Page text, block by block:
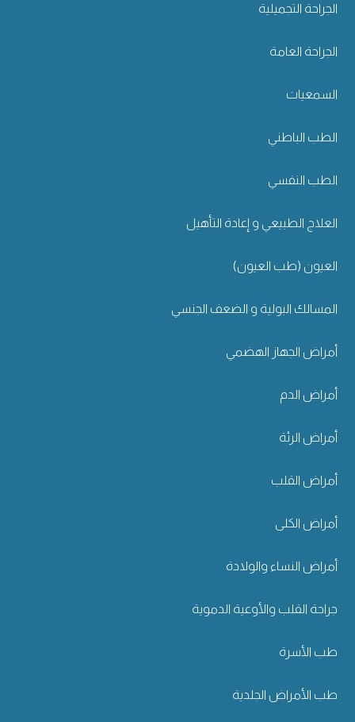
الجراحة التجميلية
الجراحة العامة
السمعيات
الطب الباطني
الطب النفسي
العلاج الطبيعي و إعادة التأهيل
العيون (طب العيون)
المسالك البولية و الضعف الجنسي
أمراض الجهاز الهضمي
أمراض الدم
أمراض الرئة
أمراض القلب
أمراض الكلى
أمراض النساء والولادة
جراحة القلب والأوعية الدموية
طب الأسرة
طب الأمراض الجلدية